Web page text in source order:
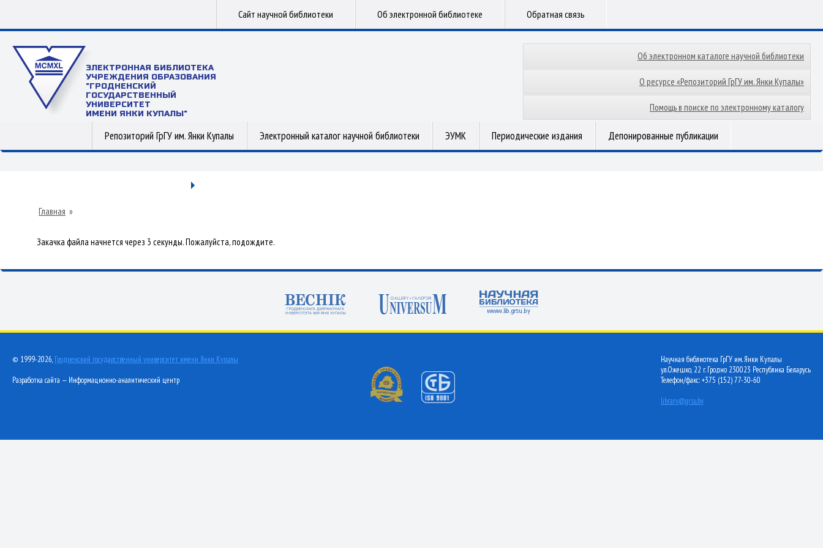
Сайт научной библиотеки Об электронной библиотеке Обратная связь
ЭЛЕКТРОННАЯ БИБЛИОТЕКА
УЧРЕЖДЕНИЯ ОБРАЗОВАНИЯ
"ГРОДНЕНСКИЙ
ГОСУДАРСТВЕННЫЙ
УНИВЕРСИТЕТ
ИМЕНИ ЯНКИ КУПАЛЫ"
Об электронном каталоге научной библиотеки
О ресурсе «Репозиторий ГрГУ им. Янки Купалы»
Помощь в поиске по электронному каталогу
Репозиторий ГрГУ им. Янки Купалы Электронный каталог научной библиотеки ЭУМК Периодические издания Депонированные публикации
Главная »
Закачка файла начнется через 3 секунды. Пожалуйста, подождите.
© 1999-2026, Гродненский государственный университет имени Янки Купалы
Разработка сайта — Информационно-аналитический центр
Научная библиотека ГрГУ им. Янки Купалы
ул.Ожешко, 22 г. Гродно 230023 Республика Беларусь
Телефон/факс: +375 (152) 77-30-60
library@grsu.by